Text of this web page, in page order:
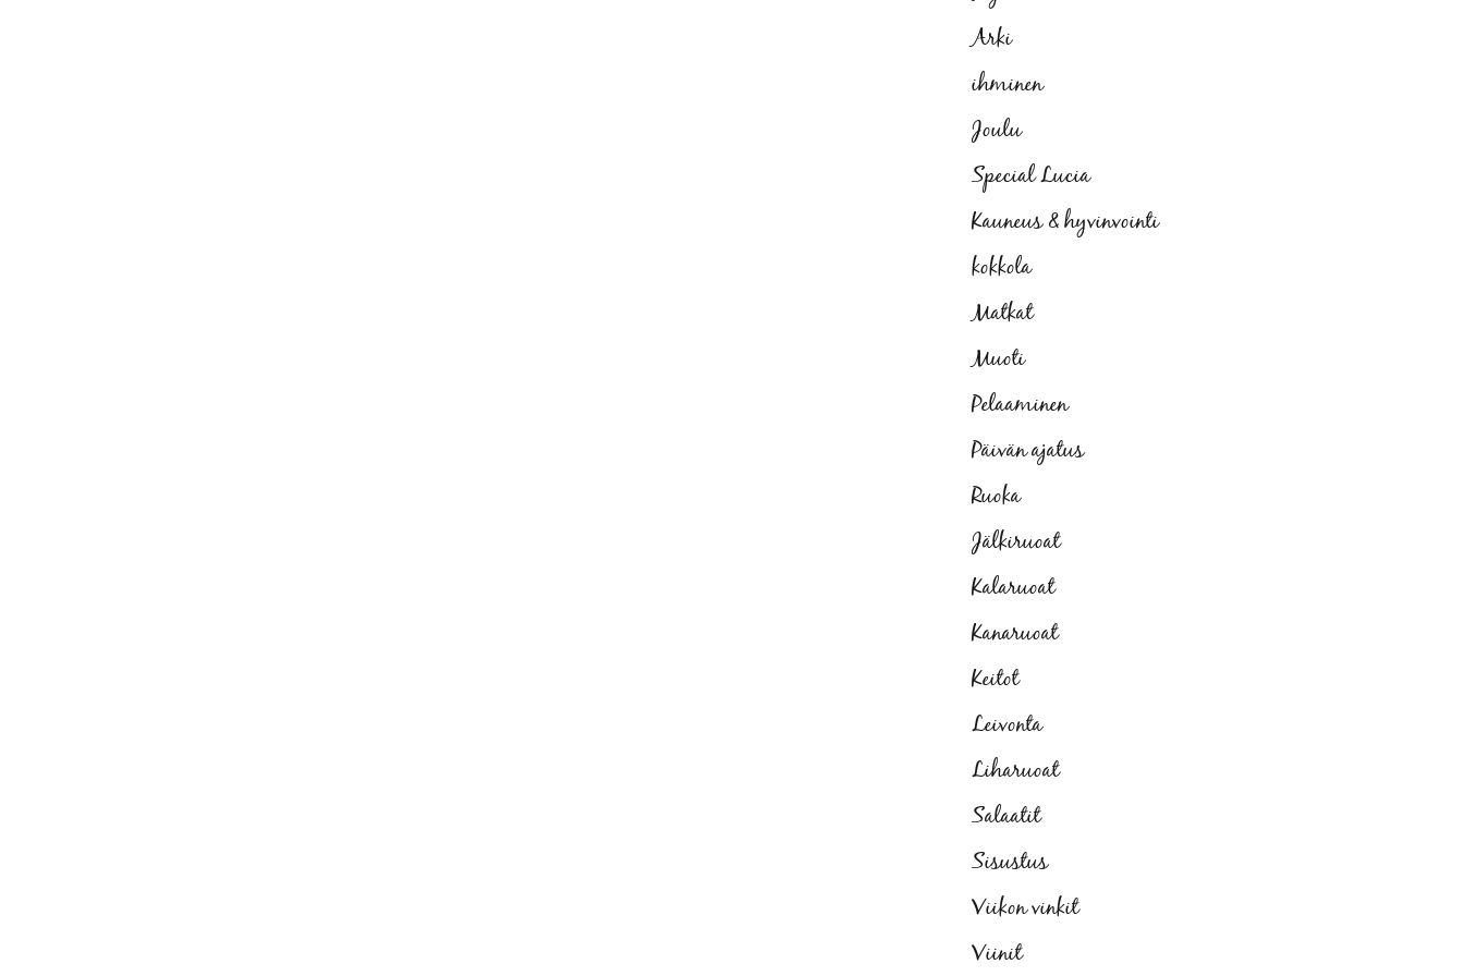
Arki
ihminen
Joulu
Special Lucia
Kauneus & hyvinvointi
kokkola
Matkat
Muoti
Pelaaminen
Päivän ajatus
Ruoka
Jälkiruoat
Kalaruoat
Kanaruoat
Keitot
Leivonta
Liharuoat
Salaatit
Sisustus
Viikon vinkit
Viinit